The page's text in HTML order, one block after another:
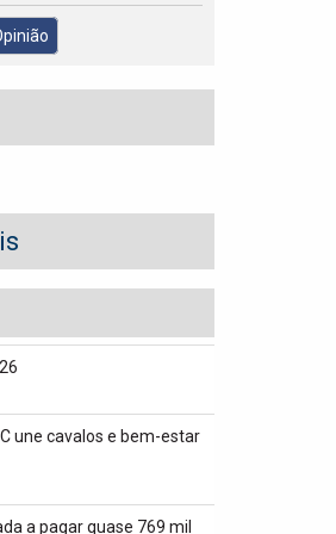
une cavalos e bem-estar
a pagar quase 769 mil